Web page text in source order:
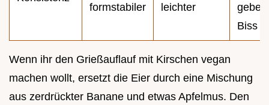
formstabiler
leichter
Biss
Wenn ihr den Grießauflauf mit Kirschen vegan
machen wollt, ersetzt die Eier durch eine Mischung
aus zerdrückter Banane und etwas Apfelmus. Den